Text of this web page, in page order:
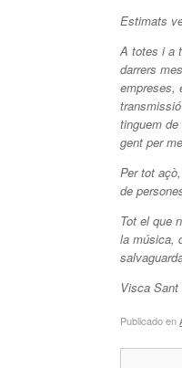
Estimats
A totes i a
darrers
empreses,
tinguem
gent per
Per tot
de
Tot el que
la música,
Visca Sant
Publicado en